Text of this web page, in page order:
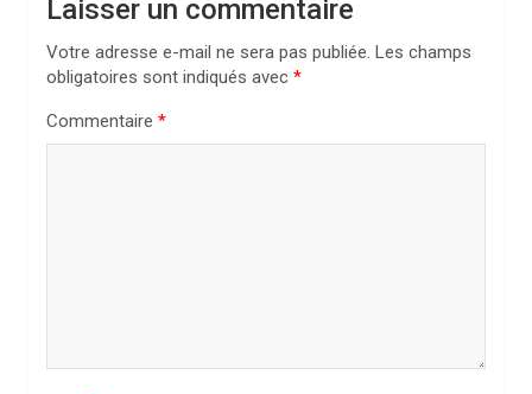
Laisser un commentaire
Votre adresse e-mail ne sera pas publiée. Les champs
obligatoires sont indiqués avec *
Commentaire *